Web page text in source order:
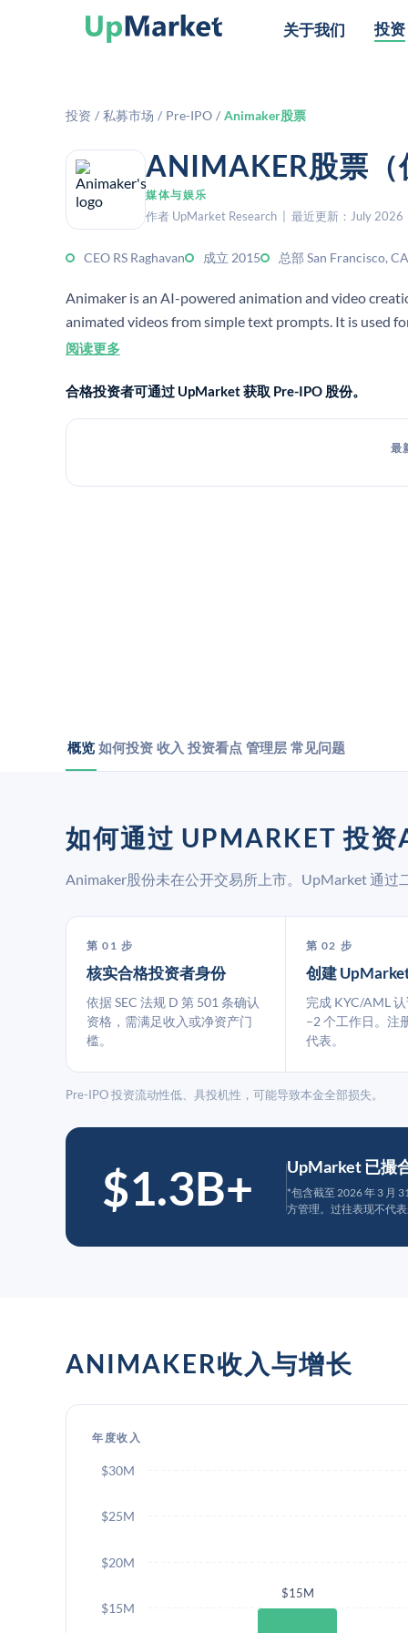
关于我们 投资
投资 / 私募市场 / Pre-IPO / Animaker股票
ANIMAKER股票
媒体与娱乐
作者 UpMarket Research | 最近更新：July 2026
CEO RS Raghavan 成立 2015 总部 San Francisco, CA
Animaker is an AI-powered animation and video
animated videos from simple text prompts. It is used
has millions of users worldwide.
阅读更多
合格投资者可通过 UpMarket 获取 Pre-IPO 股份。
最
概览 如何投资 收入 投资看点 管理层 常见问题
如何通过 UPMARKET 投
Animaker股份未在公开交易所上市。UpMarket 通
第 01 步
核实合格投资者身份
依据 SEC 法规 D 第 501 条确认
资格，需满足收入或净资产门
槛。
第 02 步
创建
完成 KYC/AML
–2 个工作日。注
代表。
Pre-IPO 投资流动性低、具投机性，可能导致本金全部损失。
$1.3B+ UpMarket 已撮
*包含截至 2026 年 3 月
方管理。过往表现不代
ANIMAKER收入与增长
年度收入
$15M
$15M
$20M
$25M
$30M